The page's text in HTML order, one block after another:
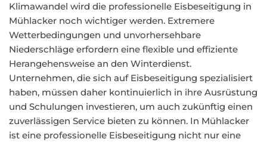
Klimawandel wird die professionelle Eisbeseitigung in
Mühlacker noch wichtiger werden. Extremere
Wetterbedingungen und unvorhersehbare
Niederschläge erfordern eine flexible und effiziente
Herangehensweise an den Winterdienst.
Unternehmen, die sich auf Eisbeseitigung spezialisiert
haben, müssen daher kontinuierlich in ihre Ausrüstung
und Schulungen investieren, um auch zukünftig einen
zuverlässigen Service bieten zu können. In Mühlacker
ist eine professionelle Eisbeseitigung nicht nur eine